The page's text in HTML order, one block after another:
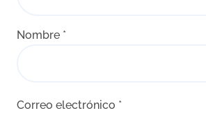
Nombre *
Correo electrónico *